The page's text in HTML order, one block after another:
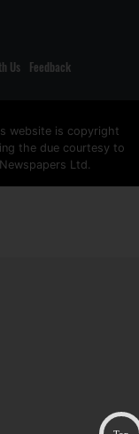
Us Feedback
website is copyright
the due courtesy to
Ltd.